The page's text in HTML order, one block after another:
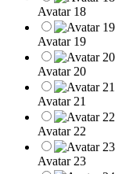
Avatar 18
Avatar 19
Avatar 20
Avatar 21
Avatar 22
Avatar 23